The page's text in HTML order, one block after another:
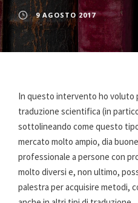
9 AGOSTO 2017
In questo intervento ho voluto
traduzione scientifica (in
sottolineando come questo
mercato molto ampio, dia
professionale a persone con
molto diversi e, non ultimo,
palestra per acquisire metodi,